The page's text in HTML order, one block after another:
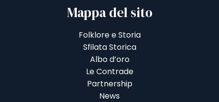
Mappa del sito
Folklore e Storia
Sfilata Storica
Albo d’oro
Le Contrade
Partnership
News